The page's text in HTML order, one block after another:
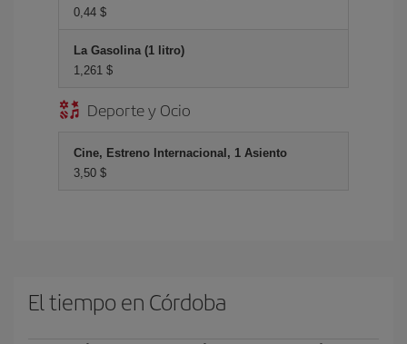
0,44 $
La Gasolina (1 litro)
1,261 $
Deporte y Ocio
Cine, Estreno Internacional, 1 Asiento
3,50 $
El tiempo en Córdoba